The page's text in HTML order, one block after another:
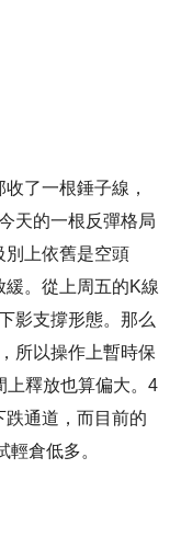
了一根錘子線，
天的一根反彈格局
別上依舊是空頭
。從上周五的K線
影支撐形態。那么
所以操作上暫時保
上釋放也算偏大。4
通道，而目前的
倉低多。